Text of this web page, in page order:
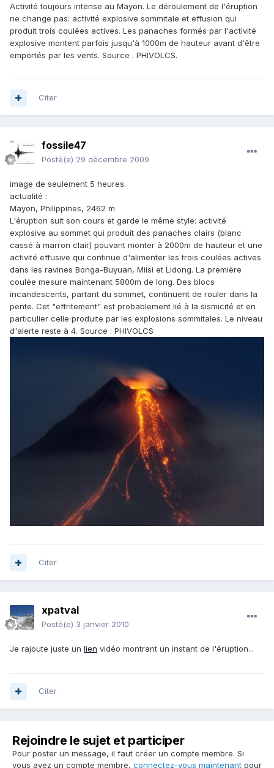
Activité toujours intense au Mayon. Le déroulement de l'éruption
ne change pas: activité explosive sommitale et effusion qui
produit trois coulées actives. Les panaches formés par l'activité
explosive montent parfois jusqu'à 1000m de hauteur avant d'être
emportés par les vents. Source : PHIVOLCS.
Citer
fossile47
Posté(e) 29 décembre 2009
image de seulement 5 heures.
actualité :
Mayon, Philippines, 2462 m
L'éruption suit son cours et garde le même style: activité
explosive au sommet qui produit des panaches clairs (blanc
cassé à marron clair) pouvant monter à 2000m de hauteur et une
activité effusive qui continue d'alimenter les trois coulées actives
dans les ravines Bonga-Buyuan, Miisi et Lidong. La première
coulée mesure maintenant 5800m de long. Des blocs
incandescents, partant du sommet, continuent de rouler dans la
pente. Cet "effritement" est probablement lié à la sismicité et en
particulier celle produite par les explosions sommitales. Le niveau
d'alerte reste à 4. Source : PHIVOLCS
Citer
xpatval
Posté(e) 3 janvier 2010
Je rajoute juste un lien vidéo montrant un instant de l'éruption...
Citer
Rejoindre le sujet et participer
Pour poster un message, il faut créer un compte membre. Si
vous avez un compte membre, connectez-vous maintenant pour